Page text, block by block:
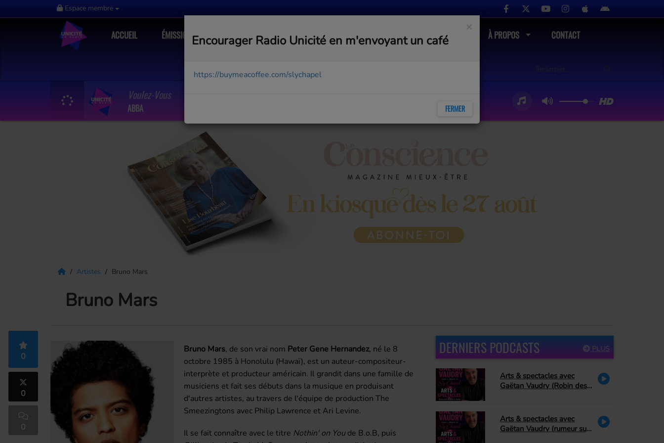
Espace membre
ACCUEIL ÉMISSIONS MUSIQUE ACTUALITÉS MÉDIAS COMMUNAUTÉ À PROPOS CONTACT
Voulez-Vous
ABBA
Artistes Bruno Mars
Bruno Mars
0
0
0
Bruno Mars, de son vrai nom Peter Gene Hernandez, né le 8
octobre 1985 à Honolulu (Hawaï), est un auteur-compositeur-
interprète et producteur américain. Il grandit dans une famille de
musiciens et fait ses débuts dans la musique en produisant
d'autres artistes, au travers de l'équipe de production The
Smeezingtons avec Philip Lawrence et Ari Levine.
Il se fait connaître avec le titre Nothin' on Youde B.o.B, puis
PLUS
DERNIERS PODCASTS
Arts & spectacles avec
Gaëtan Vaudry (Robin des
rend hommage à Bonnie
Tyler)
Arts & spectacles avec
Gaëtan Vaudry (rumeur sur
×
Encourager Radio Unicité en m'envoyant un café
https://buymeacoffee.com/slychapel
FERMER